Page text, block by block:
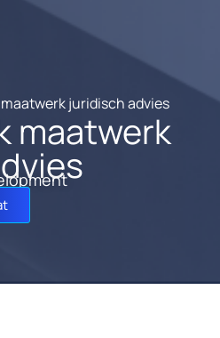
juridisch advies
maatwerk